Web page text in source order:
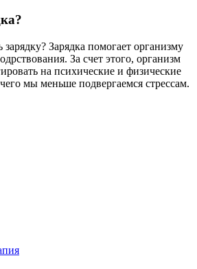
Зарядка помогает организму
За счет этого, организм
на психические и физические
мы меньше подвергаемся стрессам.